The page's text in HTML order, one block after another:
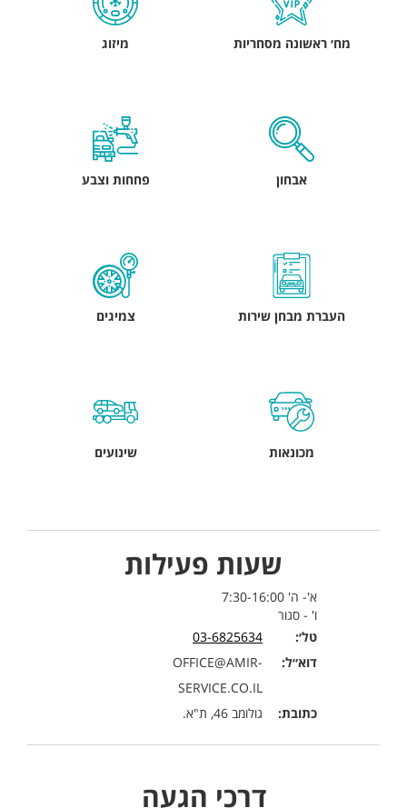
מח׳ ראשונה מסחריות מיזוג
אבחון פחחות וצבע
העברת מבחן שירות צמיגים
מכונאות שינועים
שעות פעילות
א'- ה' 7:30-16:00
ו' - סגור
טל׳:
03-6825634
דוא״ל:
OFFICE@AMIR-
SERVICE.CO.IL
כתובת:
גולומב 46, ת"א.
דרכי הגעה